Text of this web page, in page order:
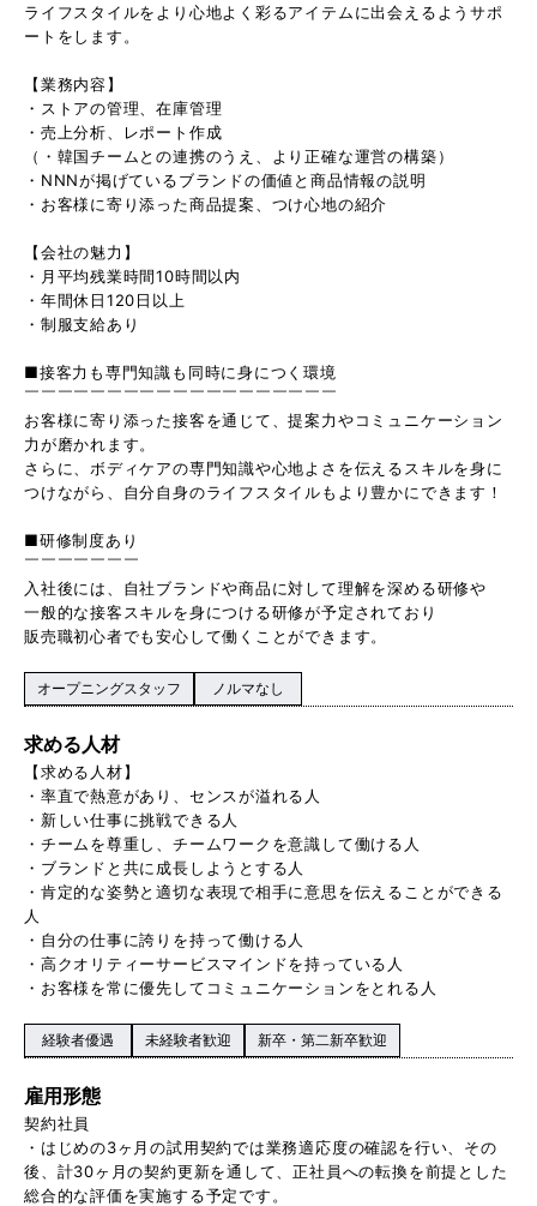
ライフスタイルをより心地よく彩るアイテムに出会えるようサポ
ートをします。
【業務内容】
・ストアの管理、在庫管理
・売上分析、レポート作成
（・韓国チームとの連携のうえ、より正確な運営の構築）
・NNNが掲げているブランドの価値と商品情報の説明
・お客様に寄り添った商品提案、つけ心地の紹介
【会社の魅力】
・月平均残業時間10時間以内
・年間休日120日以上
・制服支給あり
■接客力も専門知識も同時に身につく環境
￣￣￣￣￣￣￣￣￣￣￣￣￣￣￣￣￣￣￣
お客様に寄り添った接客を通じて、提案力やコミュニケーション
力が磨かれます。
さらに、ボディケアの専門知識や心地よさを伝えるスキルを身に
つけながら、自分自身のライフスタイルもより豊かにできます！
■研修制度あり
￣￣￣￣￣￣￣
入社後には、自社ブランドや商品に対して理解を深める研修や
一般的な接客スキルを身につける研修が予定されており
販売職初心者でも安心して働くことができます。
オープニングスタッフ ノルマなし
求める人材
【求める人材】
・率直で熱意があり、センスが溢れる人
・新しい仕事に挑戦できる人
・チームを尊重し、チームワークを意識して働ける人
・ブランドと共に成長しようとする人
・肯定的な姿勢と適切な表現で相手に意思を伝えることができる
人
・自分の仕事に誇りを持って働ける人
・高クオリティーサービスマインドを持っている人
・お客様を常に優先してコミュニケーションをとれる人
経験者優遇 未経験者歓迎 新卒・第二新卒歓迎
雇用形態
契約社員
・はじめの3ヶ月の試用契約では業務適応度の確認を行い、その
後、計30ヶ月の契約更新を通して、正社員への転換を前提とした
総合的な評価を実施する予定です。